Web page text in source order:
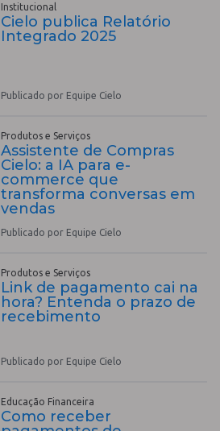
Institucional
Cielo publica Relatório
Integrado 2025
Publicado por Equipe Cielo
Produtos e Serviços
Assistente de Compras
Cielo: a IA para e-
commerce que
transforma conversas em
vendas
Publicado por Equipe Cielo
Produtos e Serviços
Link de pagamento cai na
hora? Entenda o prazo de
recebimento
Publicado por Equipe Cielo
Educação Financeira
Como receber